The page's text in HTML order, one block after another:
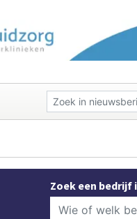
Zoek een bedrijf